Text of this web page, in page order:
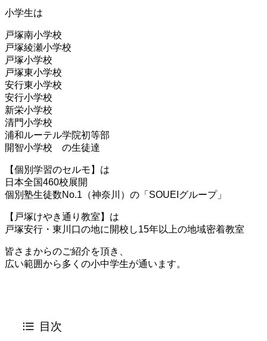
小学生は
戸塚南小学校
戸塚綾瀬小学校
戸塚小学校
戸塚東小学校
安行東小学校
安行小学校
新栄小学校
清門小学校
浦和ルーテル学院初等部
開智小学校 の生徒達
【個別学習のセルモ】は
日本全国460校展開
個別塾生徒数No.1（神奈川）の「SOUEIグループ」
【戸塚けやき通り教室】は
戸塚安行・東川口の地に開校し15年以上の地域密着教室
皆さまからのご紹介を頂き、
広い範囲から多くの小中学生が通います。
目次